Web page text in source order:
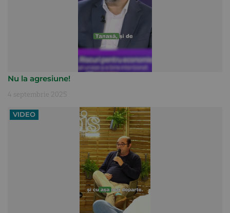
Nu la agresiune!
4 septembrie 2025
VIDEO